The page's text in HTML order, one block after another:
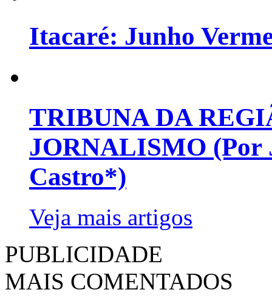
Itacaré: Junho
TRIBUNA DA
JORNALISMO (Por
Castro*)
Veja mais artigos
PUBLICIDADE
MAIS COMENTADOS